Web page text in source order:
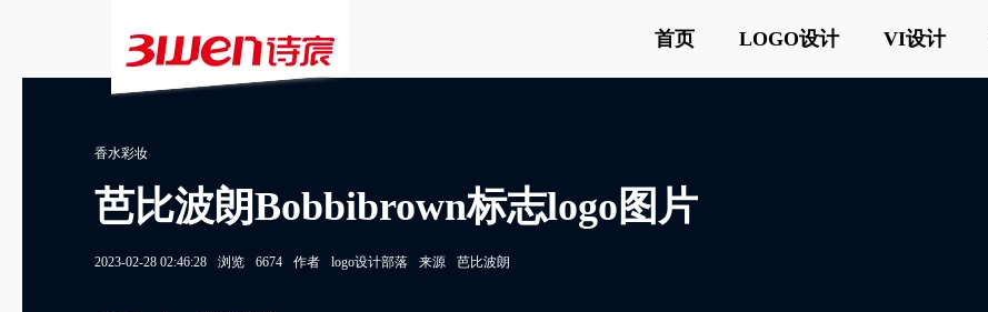
首页 LOGO设计 VI设计
香水彩妆
芭比波朗Bobbibrown标志logo图片
2023-02-28 02:46:28 浏览 6674 作者 logo设计部落 来源 芭比波朗